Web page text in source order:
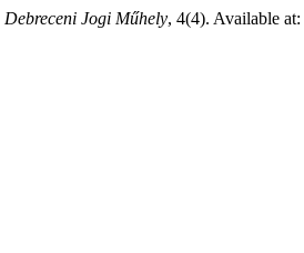
Debreceni Jogi Műhely, 4(4). Available at: